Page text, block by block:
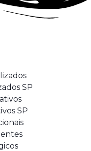
SP
SP